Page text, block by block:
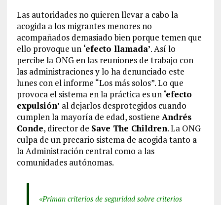
Las autoridades no quieren llevar a cabo la
acogida a los migrantes menores no
acompañados demasiado bien porque temen que
ello provoque un ‘efecto llamada’. Así lo
percibe la ONG en las reuniones de trabajo con
las administraciones y lo ha denunciado este
lunes con el informe “Los más solos”. Lo que
provoca el sistema en la práctica es un ‘efecto
expulsión’ al dejarlos desprotegidos cuando
cumplen la mayoría de edad, sostiene Andrés
Conde, director de Save The Children. La ONG
culpa de un precario sistema de acogida tanto a
la Administración central como a las
comunidades autónomas.
«Priman criterios de seguridad sobre criterios